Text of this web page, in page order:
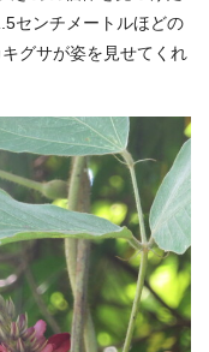
センチメートルほどの
グサが姿を見せてくれ